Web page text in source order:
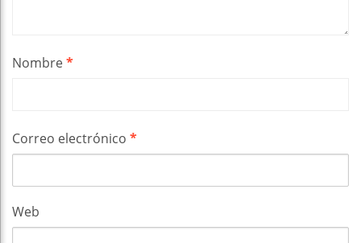
Nombre*
Correo electrónico *
Web